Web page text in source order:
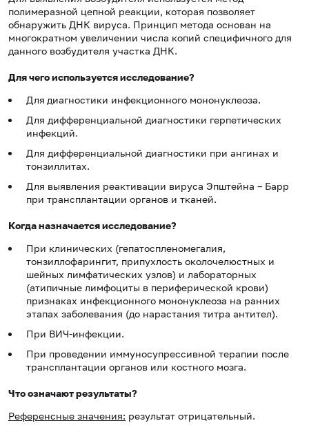
полимеразной цепной реакции, которая позволяет
обнаружить ДНК вируса. Принцип метода основан на
многократном увеличении числа копий специфичного для
данного возбудителя участка ДНК.
Для чего используется исследование?
Для диагностики инфекционного мононуклеоза.
Для дифференциальной диагностики герпетических
инфекций.
Для дифференциальной диагностики при ангинах и
тонзиллитах.
Для выявления реактивации вируса Эпштейна – Барр
при трансплантации органов и тканей.
Когда назначается исследование?
При клинических (гепатоспленомегалия,
тонзиллофарингит, припухлость околочелюстных и
шейных лимфатических узлов) и лабораторных
(атипичные лимфоциты в периферической крови)
признаках инфекционного мононуклеоза на ранних
этапах заболевания (до нарастания титра антител).
При ВИЧ-инфекции.
При проведении иммуносупрессивной терапии после
трансплантации органов или костного мозга.
Что означают результаты?
Референсные значения: результат отрицательный.